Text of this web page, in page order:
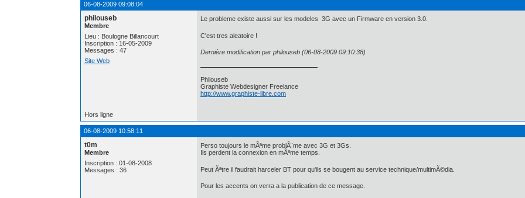
06-08-2009 09:08:04
philouseb
Membre
Lieu : Boulogne Billancourt
Inscription : 16-05-2009
Messages : 47
Site Web
Le probleme existe aussi sur les modeles 3G avec un Firmware en version 3.0.
C'est tres aleatoire !
Dernière modification par philouseb (06-08-2009 09:10:38)
Philouseb
Graphiste Webdesigner Freelance
http://www.graphiste-libre.com
Hors ligne
06-08-2009 10:58:11
t0m
Membre
Inscription : 01-08-2008
Messages : 36
Perso toujours le mÃªme problÃ¨me avec 3G et 3Gs.
Ils perdent la connexion en mÃªme temps.
Peut Ãªtre il faudrait harceler BT pour qu'ils se bougent au service technique/multimÃ©dia.
Pour les accents on verra a la publication de ce message.